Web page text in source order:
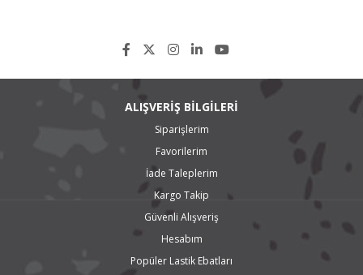
ALIŞVERİŞ BİLGİLERİ
Siparişlerim
Favorilerim
İade Taleplerim
Kargo Takip
Güvenli Alışveriş
Hesabım
Popüler Lastik Ebatları